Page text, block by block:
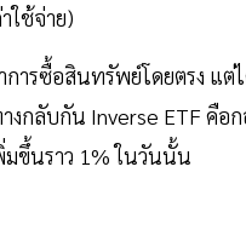
ใช้จ่าย)
ารซื้อสินทรัพย์โดยตรง แ
งกลับกัน Inverse ETF
มขึ้นราว 1% ในวันนั้น